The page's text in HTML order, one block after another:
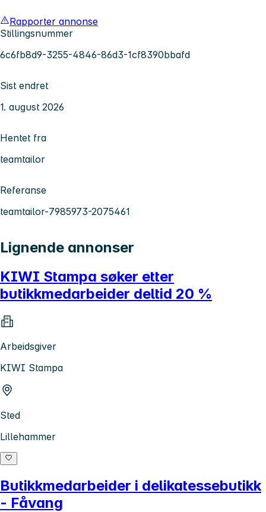
Rapporter annonse
Stillingsnummer
6c6fb8d9-3255-4846-86d3-1cf8390bbafd
Sist endret
1. august 2026
Hentet fra
teamtailor
Referanse
teamtailor-7985973-2075461
Lignende annonser
KIWI Stampa søker etter
butikkmedarbeider deltid 20 %
Arbeidsgiver
KIWI Stampa
Sted
Lillehammer
Butikkmedarbeider i delikatessebutikk
- Fåvang